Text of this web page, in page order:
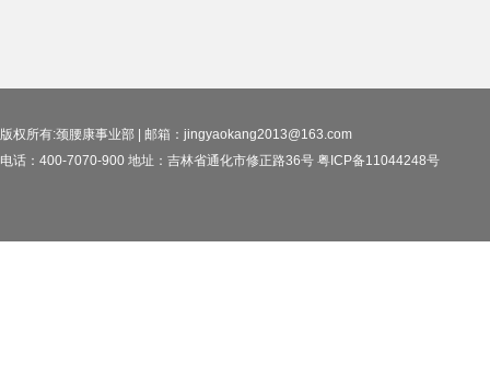
版权所有:颈腰康事业部 | 邮箱：jingyaokang2013@163.com
电话：400-7070-900 地址：吉林省通化市修正路36号 粤ICP备11044248号